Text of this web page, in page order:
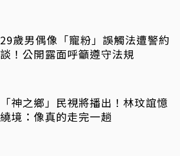
29歲男偶像「寵粉」誤觸法遭警約
談！公開露面呼籲遵守法規
「神之鄉」民視將播出！林玟誼憶
繞境：像真的走完一趟